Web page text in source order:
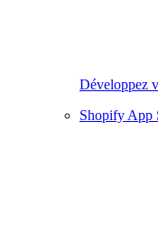
Développez
Shopify App